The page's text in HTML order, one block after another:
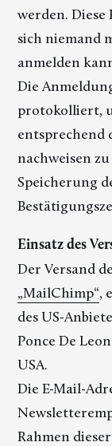
werden.
sich niemand
anmelden
Die
protokolliert,
entsprechend
nachweisen
Speicherung
Einsatz des
Der Versand
„MailChimp“,
des US-
Ponce De
USA.
Die E-Mail-
Rahmen